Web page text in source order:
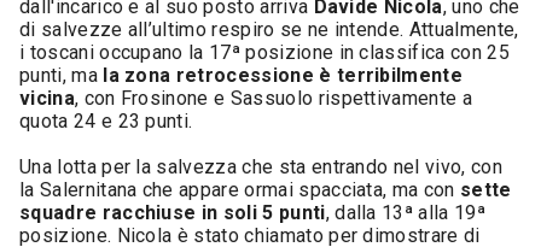
dall'incarico e al suo posto arriva Davide Nicola, uno che
di salvezze all’ultimo respiro se ne intende. Attualmente,
i toscani occupano la 17ª posizione in classifica con 25
punti, ma la zona retrocessione è terribilmente
vicina, con Frosinone e Sassuolo rispettivamente a
quota 24 e 23 punti.
Una lotta per la salvezza che sta entrando nel vivo, con
la Salernitana che appare ormai spacciata, ma con sette
squadre racchiuse in soli 5 punti, dalla 13ª alla 19ª
posizione. Nicola è stato chiamato per dimostrare di